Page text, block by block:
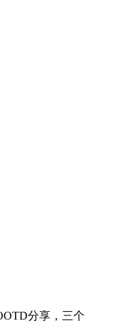
分享，三个